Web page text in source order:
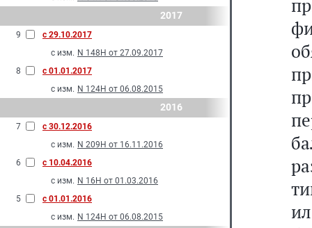
2017
9
с 29.10.2017
с изм. N 148Н от 27.09.2017
8
с 01.01.2017
с изм. N 124Н от 06.08.2015
2016
7
с 30.12.2016
с изм. N 209Н от 16.11.2016
6
с 10.04.2016
с изм. N 16Н от 01.03.2016
5
с 01.01.2016
с изм. N 124Н от 06.08.2015